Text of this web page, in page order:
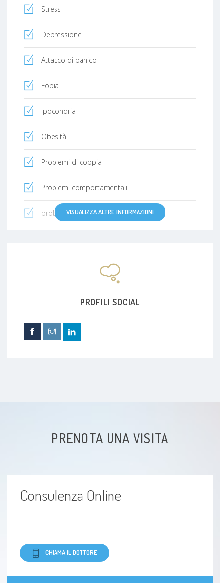
Stress
Depressione
Attacco di panico
Fobia
Ipocondria
Obesità
Problemi di coppia
Problemi comportamentali
problemi relazionali
disturbo mentale
Claustrofobia
VISUALIZZA ALTRE INFORMAZIONI
PROFILI SOCIAL
PRENOTA UNA VISITA
Consulenza Online
CHIAMA IL DOTTORE